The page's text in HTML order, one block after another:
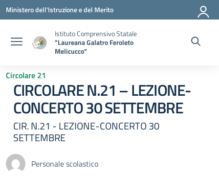
Vai ai contenuti
Vai al menu di navigazione
Vai al footer
Ministero dell'Istruzione e del Merito
Istituto Comprensivo Statale
"Laureana Galatro Feroleto
Melicucco"
Circolare 21
CIRCOLARE N.21 – LEZIONE-
CONCERTO 30 SETTEMBRE
CIR. N.21 - LEZIONE-CONCERTO 30
SETTEMBRE
Personale scolastico